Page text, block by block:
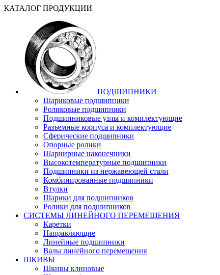
КАТАЛОГ ПРОДУКЦИИ
ПОДШИПНИКИ
Шариковые подшипники
Роликовые подшипники
Подшипниковые узлы и комплектующие
Разъемные корпуса и комплектующие
Сферические подшипники
Опорные ролики
Шарнирные наконечники
Высокотемпературные подшипники
Подшипники из нержавеющей стали
Комбинированные подшипники
Втулки
Шарики для подшипников
Ролики для подшипников
СИСТЕМЫ ЛИНЕЙНОГО ПЕРЕМЕЩЕНИЯ
Каретки
Направляющие
Линейные подшипники
Валы линейного перемещения
ШКИВЫ
Шкивы клиновые